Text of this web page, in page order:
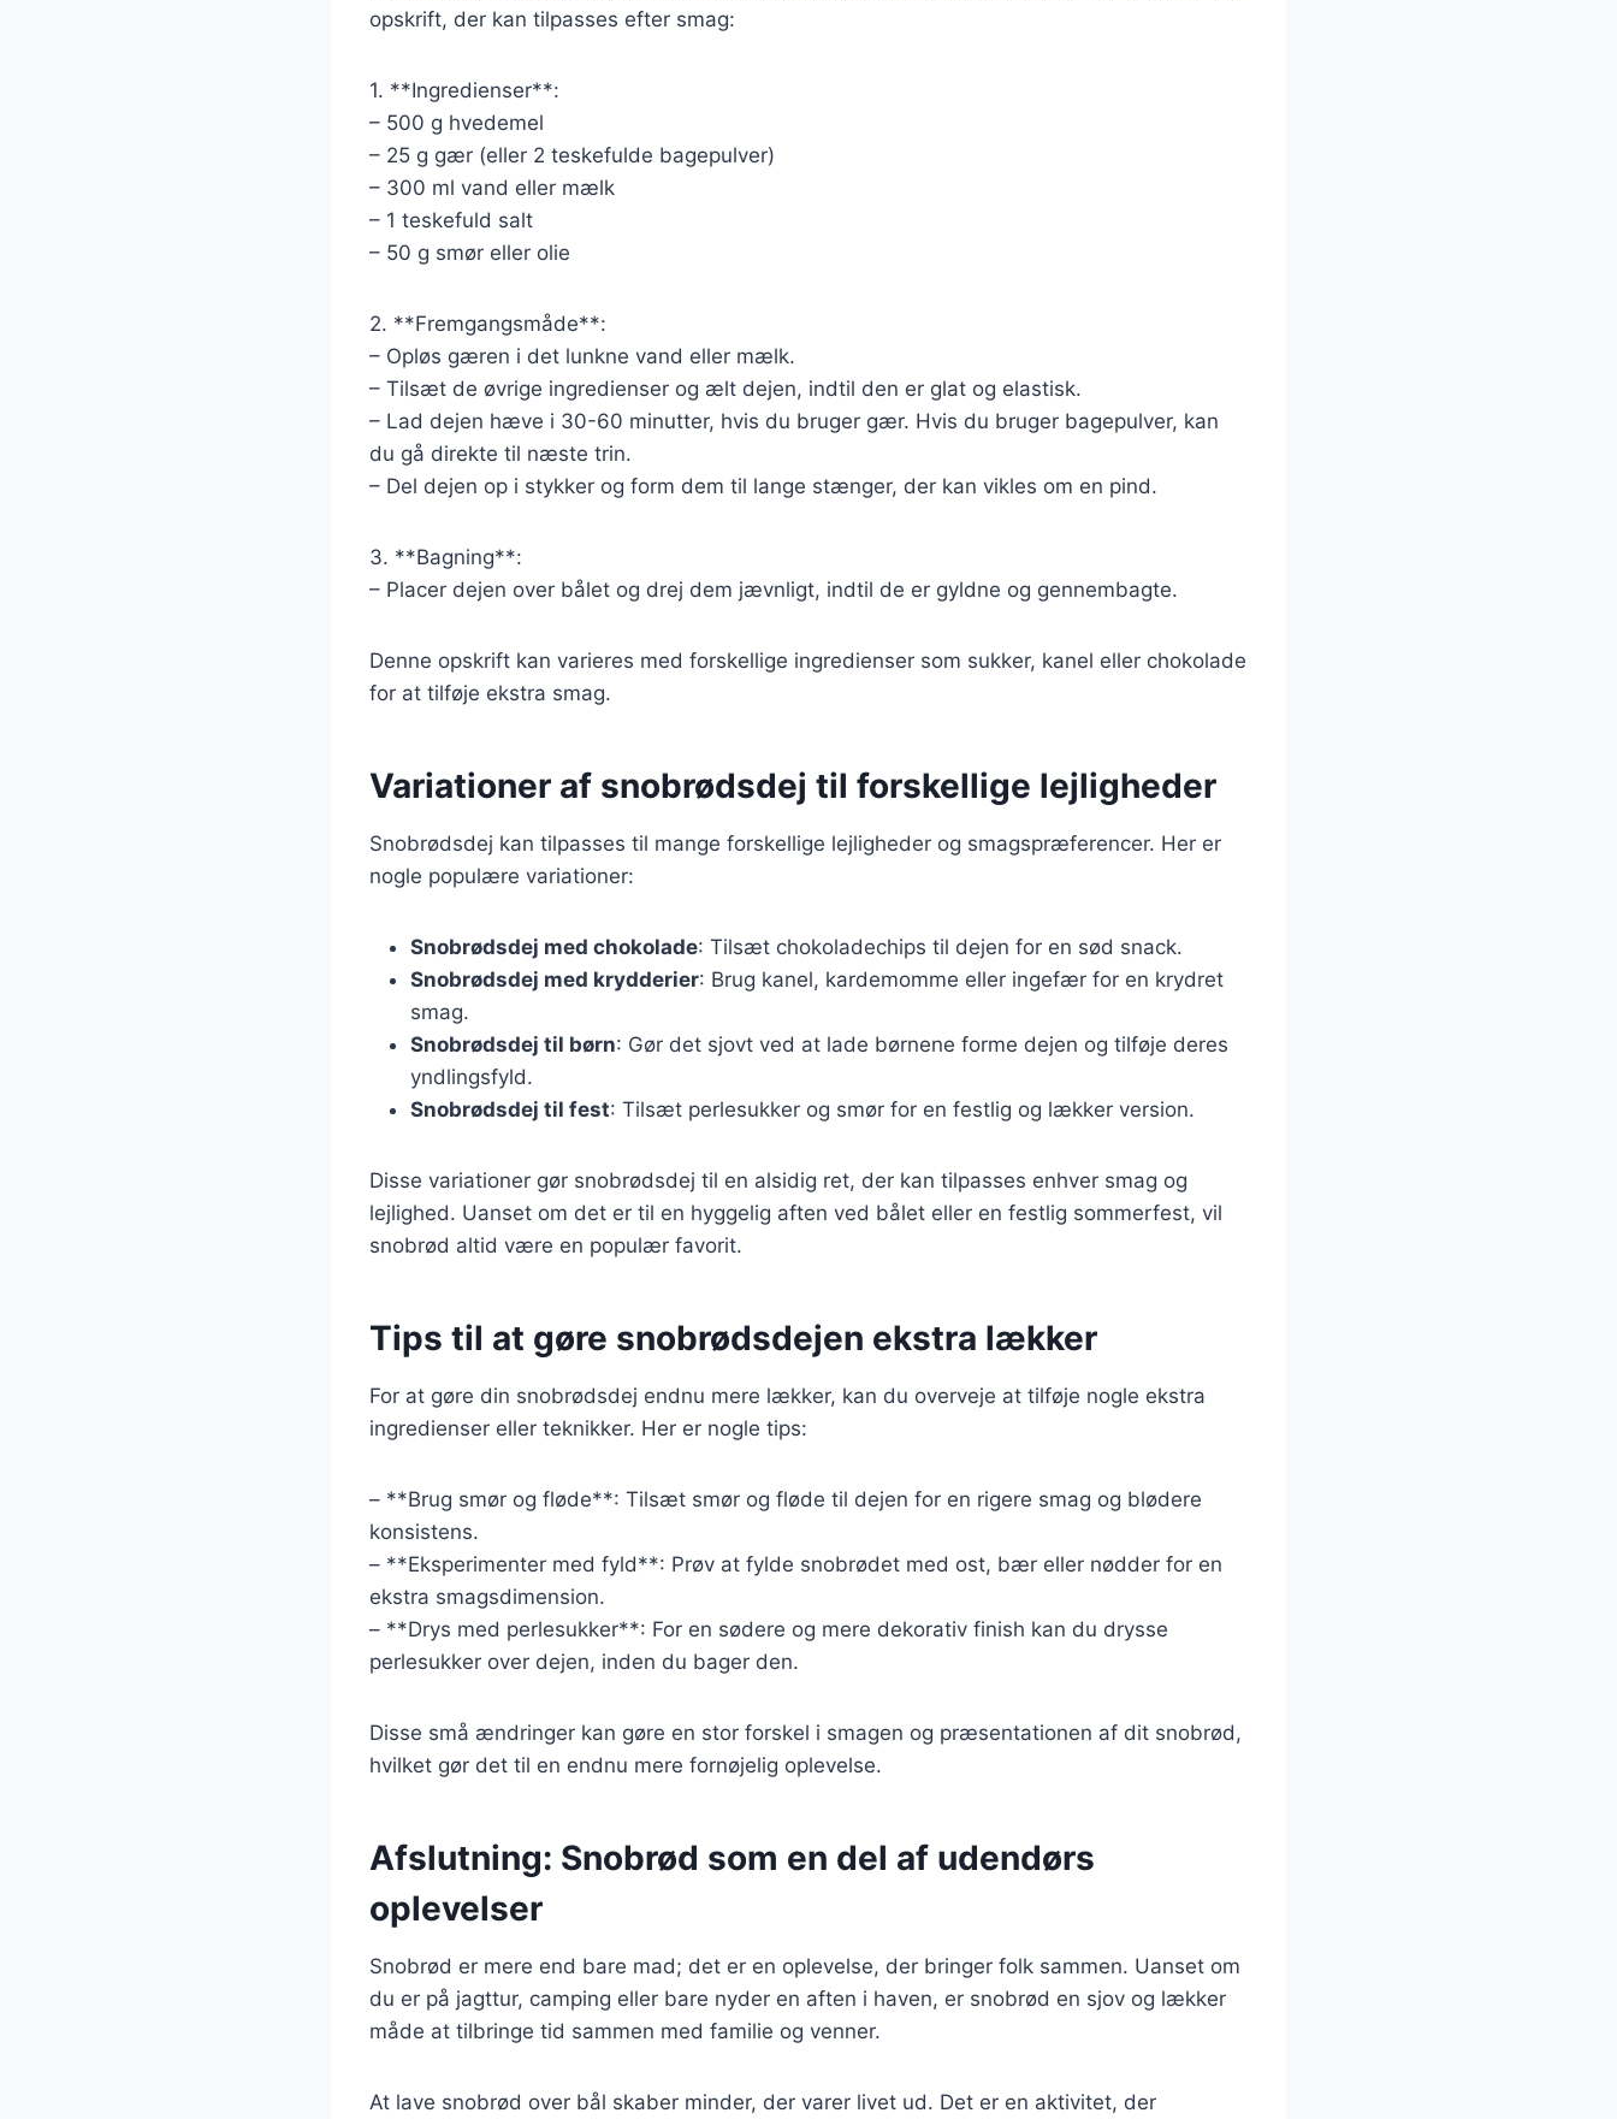
opskrift, der kan tilpasses efter smag:
1. **Ingredienser**:
– 500 g hvedemel
– 25 g gær (eller 2 teskefulde bagepulver)
– 300 ml vand eller mælk
– 1 teskefuld salt
– 50 g smør eller olie
2. **Fremgangsmåde**:
– Opløs gæren i det lunkne vand eller mælk.
– Tilsæt de øvrige ingredienser og ælt dejen, indtil den er glat og elastisk.
– Lad dejen hæve i 30-60 minutter, hvis du bruger gær. Hvis du bruger bagepulver, kan
du gå direkte til næste trin.
– Del dejen op i stykker og form dem til lange stænger, der kan vikles om en pind.
3. **Bagning**:
– Placer dejen over bålet og drej dem jævnligt, indtil de er gyldne og gennembagte.
Denne opskrift kan varieres med forskellige ingredienser som sukker, kanel eller chokolade
for at tilføje ekstra smag.
Variationer af snobrødsdej til forskellige lejligheder
Snobrødsdej kan tilpasses til mange forskellige lejligheder og smagspræferencer. Her er
nogle populære variationer:
Snobrødsdej med chokolade: Tilsæt chokoladechips til dejen for en sød snack.
Snobrødsdej med krydderier: Brug kanel, kardemomme eller ingefær for en krydret
smag.
Snobrødsdej til børn: Gør det sjovt ved at lade børnene forme dejen og tilføje deres
yndlingsfyld.
Snobrødsdej til fest: Tilsæt perlesukker og smør for en festlig og lækker version.
Disse variationer gør snobrødsdej til en alsidig ret, der kan tilpasses enhver smag og
lejlighed. Uanset om det er til en hyggelig aften ved bålet eller en festlig sommerfest, vil
snobrød altid være en populær favorit.
Tips til at gøre snobrødsdejen ekstra lækker
For at gøre din snobrødsdej endnu mere lækker, kan du overveje at tilføje nogle ekstra
ingredienser eller teknikker. Her er nogle tips:
– **Brug smør og fløde**: Tilsæt smør og fløde til dejen for en rigere smag og blødere
konsistens.
– **Eksperimenter med fyld**: Prøv at fylde snobrødet med ost, bær eller nødder for en
ekstra smagsdimension.
– **Drys med perlesukker**: For en sødere og mere dekorativ finish kan du drysse
perlesukker over dejen, inden du bager den.
Disse små ændringer kan gøre en stor forskel i smagen og præsentationen af dit snobrød,
hvilket gør det til en endnu mere fornøjelig oplevelse.
Afslutning: Snobrød som en del af udendørs
oplevelser
Snobrød er mere end bare mad; det er en oplevelse, der bringer folk sammen. Uanset om
du er på jagttur, camping eller bare nyder en aften i haven, er snobrød en sjov og lækker
måde at tilbringe tid sammen med familie og venner.
At lave snobrød over bål skaber minder, der varer livet ud. Det er en aktivitet, der